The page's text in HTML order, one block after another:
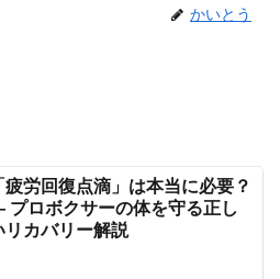
かいとう
疲労回復点滴」は本当に必要？
ロボクサーの体を守る正し
リカバリー解説